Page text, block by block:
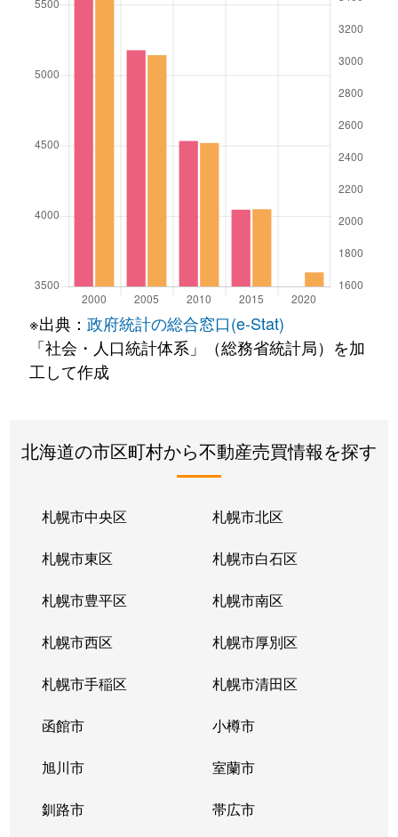
※出典： 政府統計の総合窓口(e-Stat)
「社会・人口統計体系」（総務省統計局）を加
工して作成
北海道の市区町村から不動産売買情報を探す
札幌市中央区 札幌市北区
札幌市東区 札幌市白石区
札幌市豊平区 札幌市南区
札幌市西区 札幌市厚別区
札幌市手稲区 札幌市清田区
函館市 小樽市
旭川市 室蘭市
釧路市 帯広市